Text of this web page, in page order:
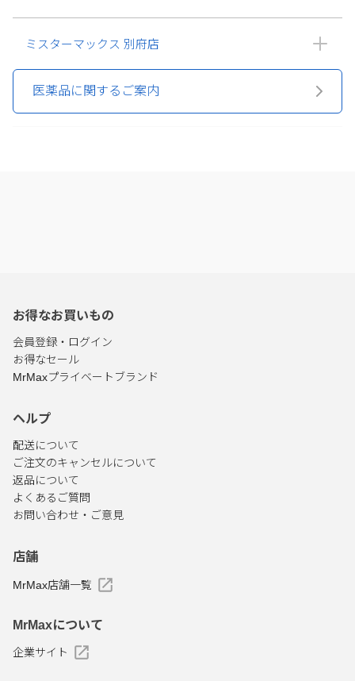
ミスターマックス 別府店
医薬品に関するご案内
お得なお買いもの
会員登録・ログイン
お得なセール
MrMaxプライベートブランド
ヘルプ
配送について
ご注文のキャンセルについて
返品について
よくあるご質問
お問い合わせ・ご意見
店舗
MrMax店舗一覧
MrMaxについて
企業サイト